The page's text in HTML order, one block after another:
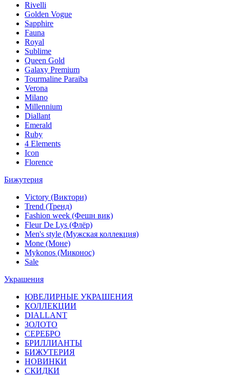
Rivelli
Golden Vogue
Sapphire
Fauna
Royal
Sublime
Queen Gold
Galaxy Premium
Tourmaline Paraiba
Verona
Milano
Millennium
Diallant
Emerald
Ruby
4 Elements
Icon
Florence
Бижутерия
Victory (Виктори)
Trend (Тренд)
Fashion week (Фешн вик)
Fleur De Lys (Флёр)
Men's style (Мужская коллекция)
Mone (Моне)
Mykonos (Миконос)
Sale
Украшения
ЮВЕЛИРНЫЕ УКРАШЕНИЯ
КОЛЛЕКЦИИ
DIALLANT
ЗОЛОТО
СЕРЕБРО
БРИЛЛИАНТЫ
БИЖУТЕРИЯ
НОВИНКИ
СКИДКИ